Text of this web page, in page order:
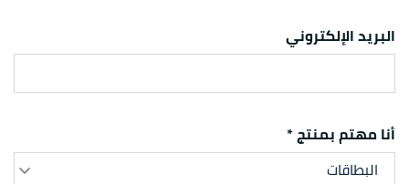
البريد الإلكتروني
أنا مهتم بمنتج *
البطاقات